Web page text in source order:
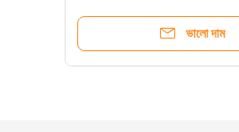
ভালো দাম